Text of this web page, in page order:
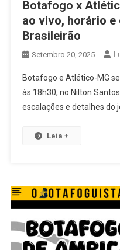
Botafogo x
ao vivo, horário e
Brasileirão
Setembro 20, 2025
Botafogo e Atlético-MG
às 18h30, no Nilton
escalações e detalhes do
Leia +